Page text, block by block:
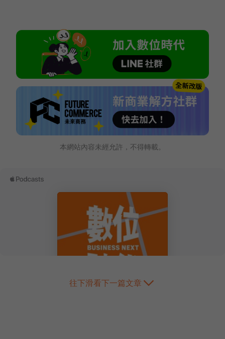
本網站內容未經允許，不得轉載。
往下滑看下一篇文章